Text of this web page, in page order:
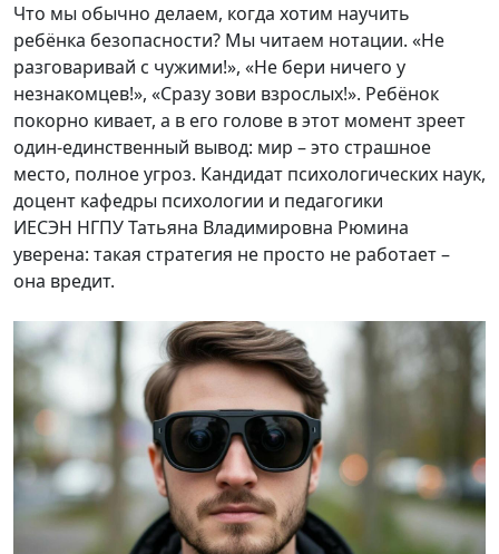
Что мы обычно делаем, когда хотим научить
ребёнка безопасности? Мы читаем нотации. «Не
разговаривай с чужими!», «Не бери ничего у
незнакомцев!», «Сразу зови взрослых!». Ребёнок
покорно кивает, а в его голове в этот момент зреет
один-единственный вывод: мир – это страшное
место, полное угроз. Кандидат психологических наук,
доцент кафедры психологии и педагогики
ИЕСЭН НГПУ Татьяна Владимировна Рюмина
уверена: такая стратегия не просто не работает –
она вредит.